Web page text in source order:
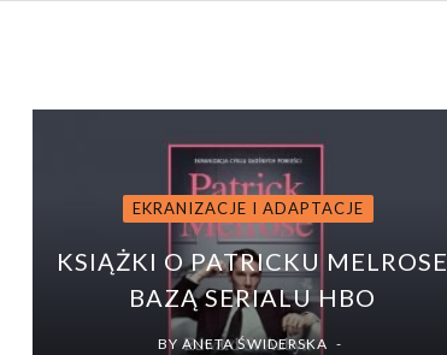
EKRANIZACJE I ADAPTACJE
KSIĄŻKI O PATRICKU MELROSE
BAZĄ SERIALU HBO
BYANETA ŚWIDERSKA